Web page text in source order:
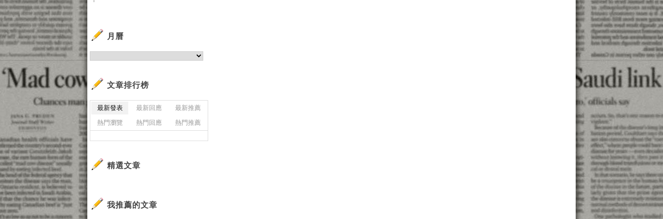
月曆
文章排行榜
最新發表 最新回應
最新推薦
熱門瀏覽
熱門回應 熱門推薦
精選文章
我推薦的文章